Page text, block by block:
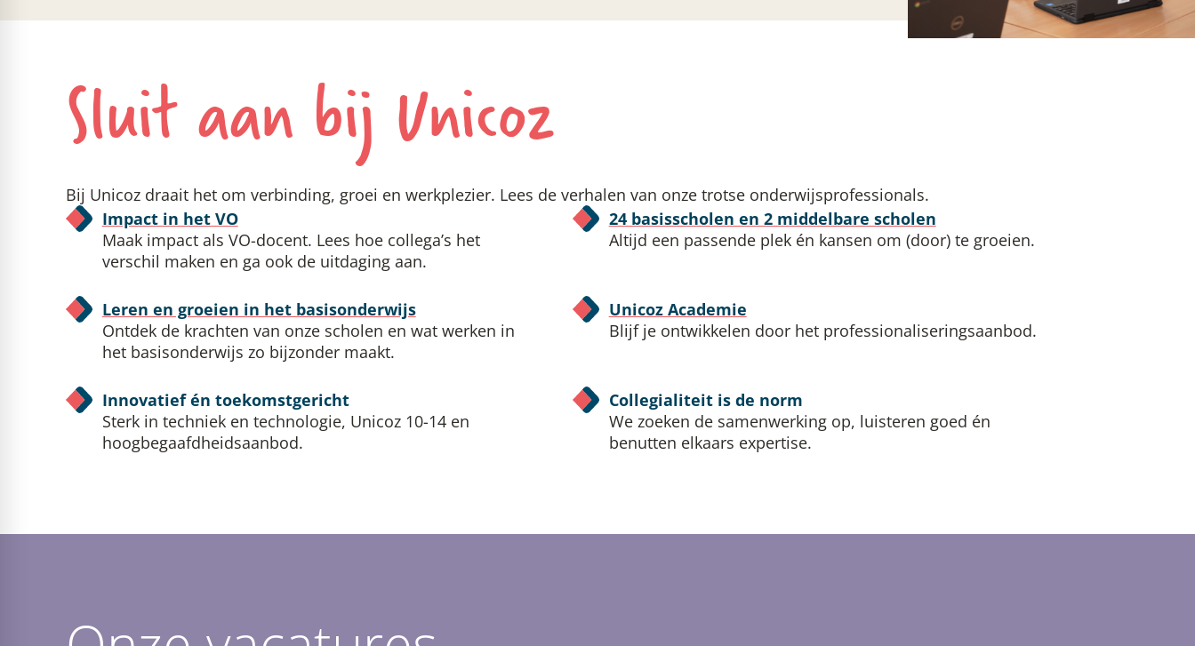
Sluit aan bij Unicoz
Bij Unicoz draait het om verbinding, groei en werkplezier. Lees de verhalen van onze trotse onderwijsprofessionals.
Impact in het VO
Maak impact als VO-docent. Lees hoe collega’s het
verschil maken en ga ook de uitdaging aan.
24 basisscholen en 2 middelbare scholen
Altijd een passende plek én kansen om (door) te groeien.
Leren en groeien in het basisonderwijs
Ontdek de krachten van onze scholen en wat werken in
het basisonderwijs zo bijzonder maakt.
Unicoz Academie
Blijf je ontwikkelen door het professionaliseringsaanbod.
Innovatief én toekomstgericht
Sterk in techniek en technologie, Unicoz 10-14 en
hoogbegaafdheidsaanbod.
Collegialiteit is de norm
We zoeken de samenwerking op, luisteren goed én
benutten elkaars expertise.